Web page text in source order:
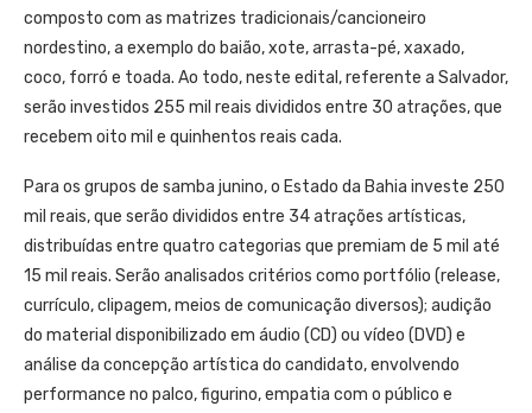
composto com as matrizes tradicionais/cancioneiro
nordestino, a exemplo do baião, xote, arrasta-pé, xaxado,
coco, forró e toada. Ao todo, neste edital, referente a Salvador,
serão investidos 255 mil reais divididos entre 30 atrações, que
recebem oito mil e quinhentos reais cada.
Para os grupos de samba junino, o Estado da Bahia investe 250
mil reais, que serão divididos entre 34 atrações artísticas,
distribuídas entre quatro categorias que premiam de 5 mil até
15 mil reais. Serão analisados critérios como portfólio (release,
currículo, clipagem, meios de comunicação diversos); audição
do material disponibilizado em áudio (CD) ou vídeo (DVD) e
análise da concepção artística do candidato, envolvendo
performance no palco, figurino, empatia com o público e